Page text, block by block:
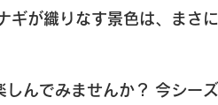
ギが織りなす景色は、まさに
んでみませんか？ 今シーズ